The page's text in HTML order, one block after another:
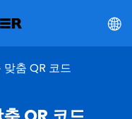
춤 QR 코드